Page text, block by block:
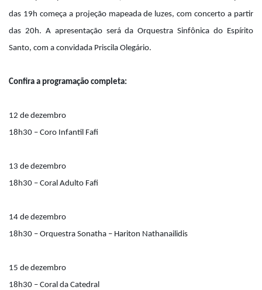
das 19h começa a projeção mapeada de luzes, com concerto a partir
das 20h. A apresentação será da Orquestra Sinfônica do Espírito
Santo, com a convidada Priscila Olegário.
Confira a programação completa:
12 de dezembro
18h30 – Coro Infantil Fafi
13 de dezembro
18h30 – Coral Adulto Fafi
14 de dezembro
18h30 – Orquestra Sonatha – Hariton Nathanailidis
15 de dezembro
18h30 – Coral da Catedral